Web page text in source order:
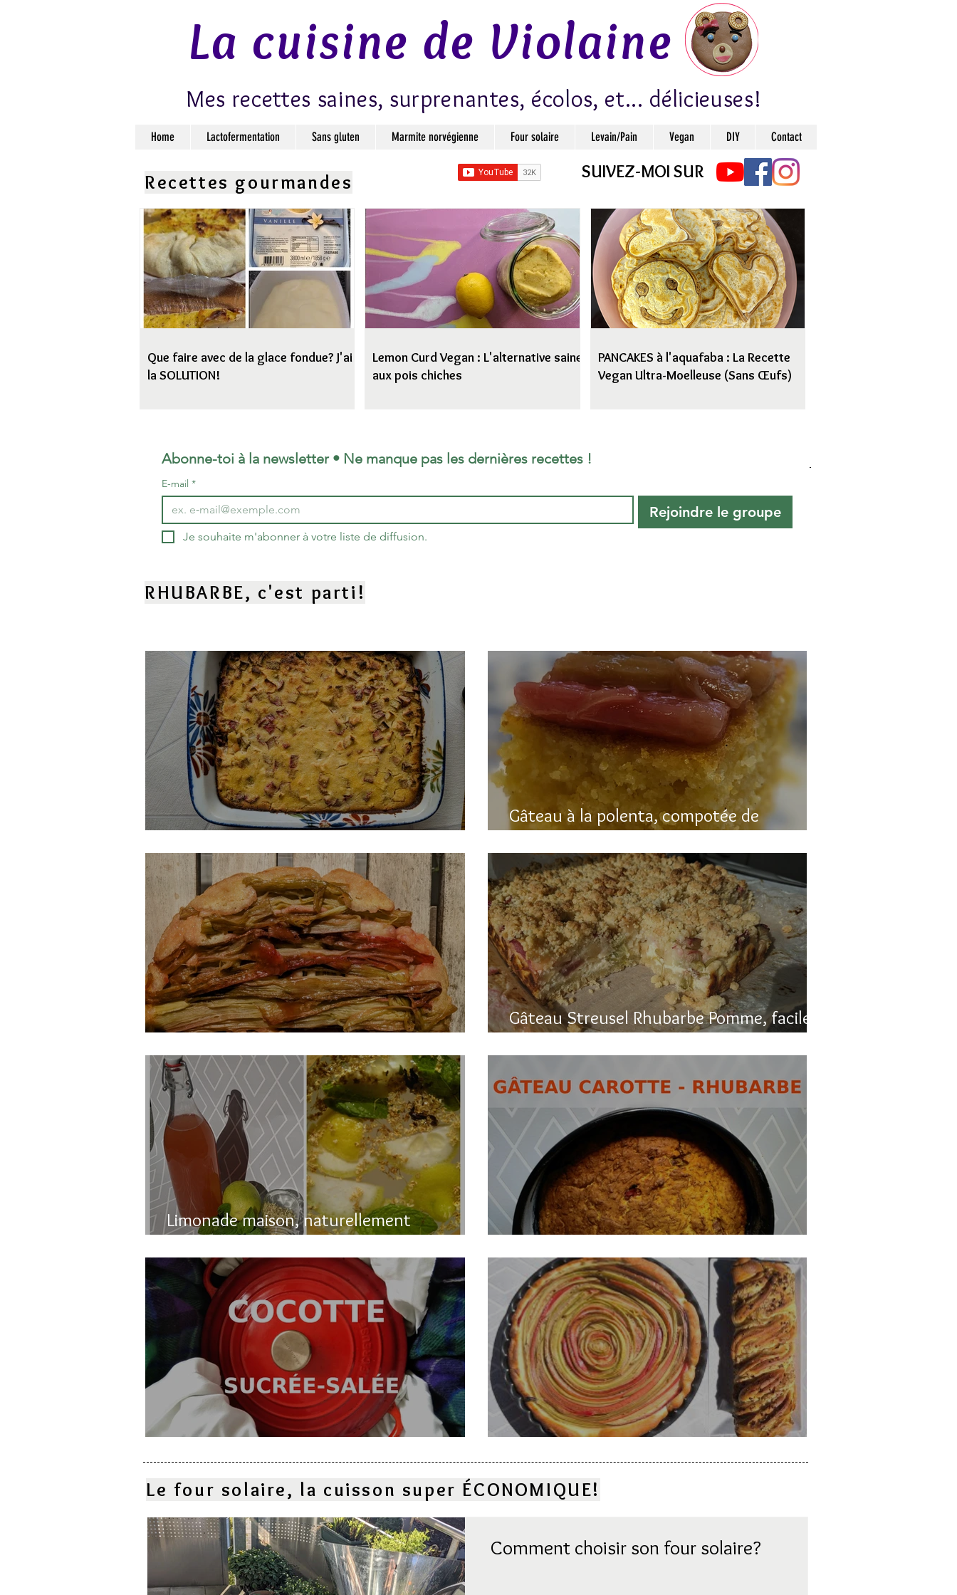
La cuisine de Violaine
Mes recettes saines, surprenantes, écolos, et... délicieuses!
Home Lactofermentation Sans gluten Marmite norvégienne Four solaire Levain/Pain Vegan DIY Contact
Recettes gourmandes SUIVEZ-MOI SUR
Que faire avec de la glace fondue? J'ai
la SOLUTION!
Lemon Curd Vegan : L'alternative saine
aux pois chiches
PANCAKES à l'aquafaba : La Recette
Vegan Ultra-Moelleuse (Sans Œufs)
Abonne-toi à la newsletter • Ne manque pas les dernières recettes !
E-mail *
Rejoindre le groupe
Je souhaite m'abonner à votre liste de diffusion.
RHUBARBE, c'est parti!
Gâteau suisse à la rhubarbe (avec polenta)
Gâteau à la polenta, compotée de
rhubarbe (sans gluten)
Gâteau renversé à la rhubarbe
Gâteau Streusel Rhubarbe Pomme, facile
et hyper bon!
Limonade maison, naturellement
pétillante!!!
Gâteau printanier, carotte et rhubarbe
Cocotte sucrée-salée Deux gâteaux à la rhubarbe
Comment choisir son four solaire?
Le four solaire, la cuisson super ÉCONOMIQUE!